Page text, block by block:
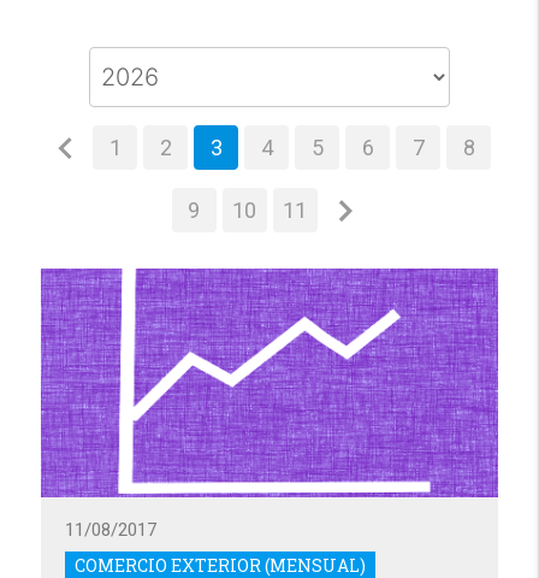
1 2 3 4 5 6 7 8
9 10 11
COMERCIO EXTERIOR (MENSUAL)
11/08/2017